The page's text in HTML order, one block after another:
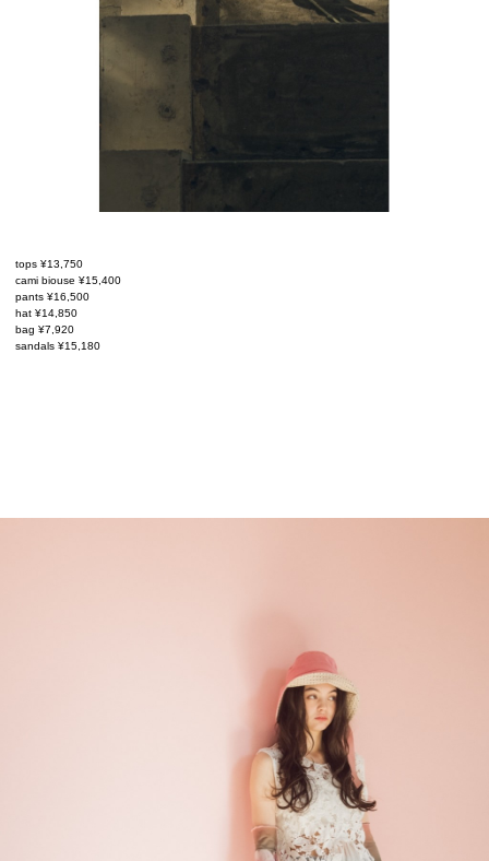
tops ¥13,750
cami biouse ¥15,400
pants ¥16,500
hat ¥14,850
bag ¥7,920
sandals ¥15,180